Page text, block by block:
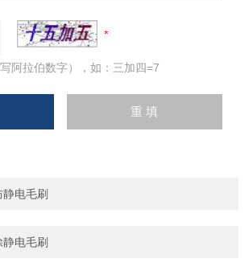
阿拉伯数字），如：三加四=7
电毛刷
电毛刷